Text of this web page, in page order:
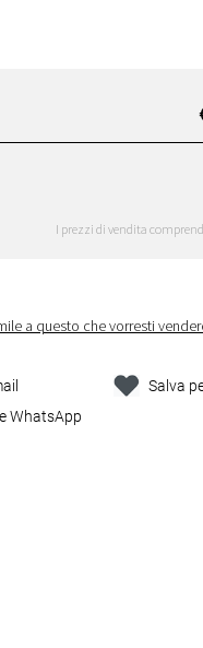
I prezzi di vendita
a questo che vorresti
WhatsApp
Salva